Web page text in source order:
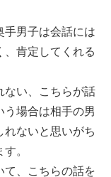
手男子は会話には
、肯定してくれる
ない、こちらが話
う場合は相手の男
れないと思いがち
。
て、こちらの話を